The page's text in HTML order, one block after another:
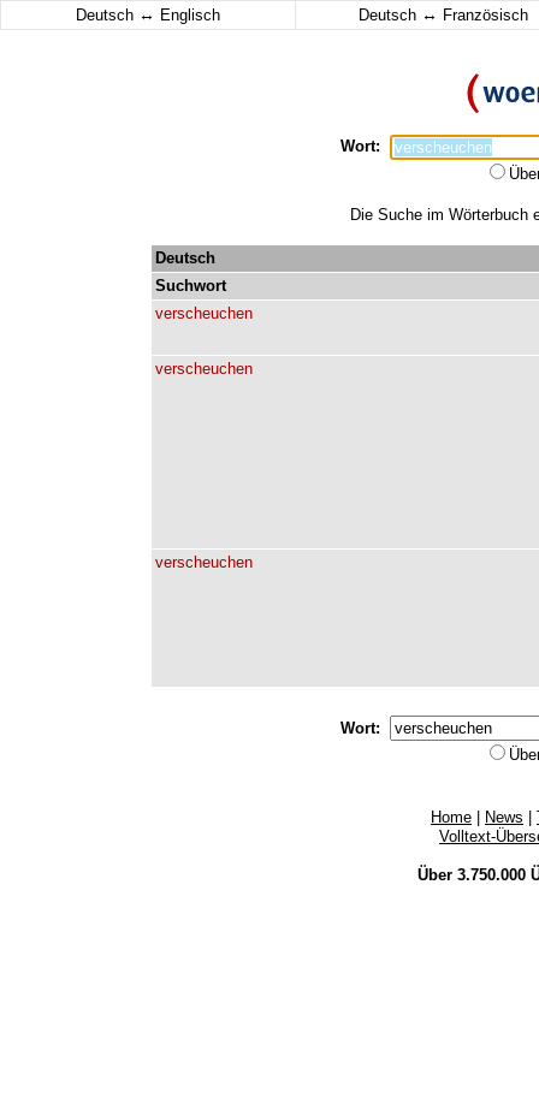
Deutsch ↔ Englisch Deutsch ↔ Französisch
Wort:
Die Suche im Wörterbuch
Deutsch
Suchwort
verscheuchen
verscheuchen
verscheuchen
Wort:
Home News
Volltext-
Über 3.750.000